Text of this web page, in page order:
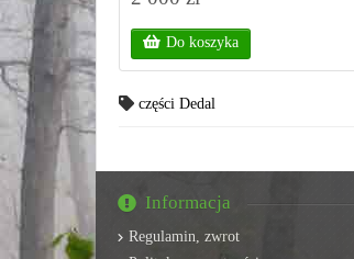
Do koszyka
części Dedal
Informacja
Regulamin, zwrot